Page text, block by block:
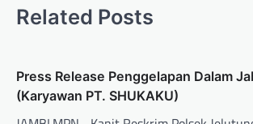
Related Posts
Press Release Penggelapan Dalam
(Karyawan PT. SHUKAKU)